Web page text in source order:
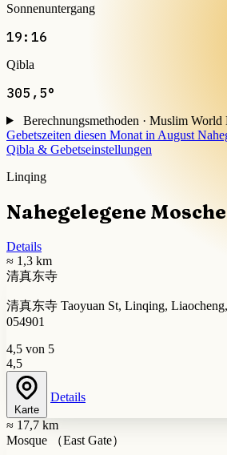
Sonnenuntergang
19:16
Qibla
305,5°
Berechnungsmethoden · Muslim World
Gebetszeiten diesen Monat in August
Qibla & Gebetseinstellungen
Linqing
Nahegelegene
Details
≈ 1,3 km
清真东寺
清真东寺 Taoyuan St, Linqing,
054901
4,5 von 5
4,5
Karte
Details
≈ 17,7 km
Mosque （East Gate）